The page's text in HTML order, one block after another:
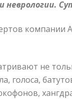
не
голоса,